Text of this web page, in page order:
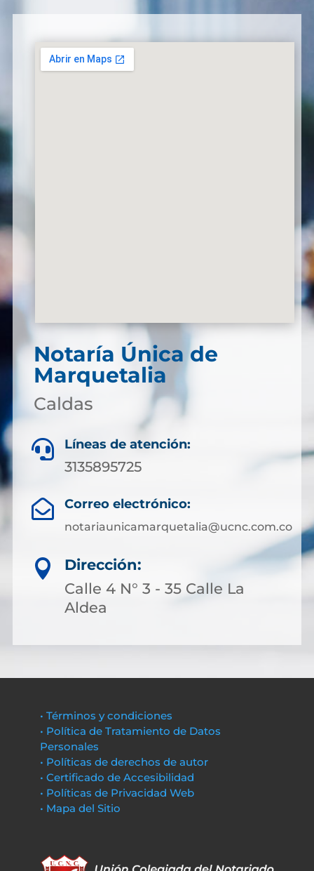
Notaría Única de
Marquetalia
Caldas
 Líneas de atención:
3135895725
 Correo electrónico:
notariaunicamarquetalia@ucnc.com.co

Dirección:
Calle 4 N° 3 - 35 Calle La
Aldea
• Términos y condiciones
• Política de Tratamiento de Datos
Personales
• Políticas de derechos de autor
• Certificado de Accesibilidad
• Políticas de Privacidad Web
• Mapa del Sitio